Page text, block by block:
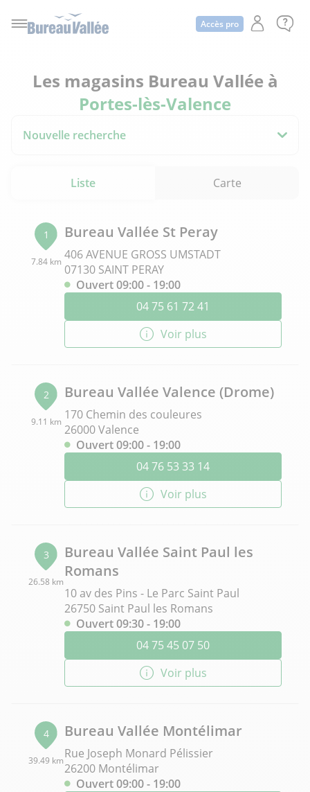
Accès pro
Les magasins Bureau Vallée à
Portes-lès-Valence
Nouvelle recherche
Liste Carte
1
7.84 km
Bureau Vallée St Peray
406 AVENUE GROSS UMSTADT
07130 SAINT PERAY
Ouvert 09:00 - 19:00
04 75 61 72 41
Voir plus
2
9.11 km
Bureau Vallée Valence (Drome)
170 Chemin des couleures
26000 Valence
Ouvert 09:00 - 19:00
04 76 53 33 14
Voir plus
3
26.58 km
Bureau Vallée Saint Paul les
Romans
10 av des Pins - Le Parc Saint Paul
26750 Saint Paul les Romans
Ouvert 09:30 - 19:00
04 75 45 07 50
Voir plus
4
39.49 km
Bureau Vallée Montélimar
Rue Joseph Monard Pélissier
26200 Montélimar
Ouvert 09:00 - 19:00